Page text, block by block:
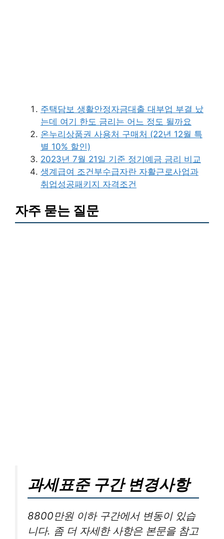
주택담보 생활안정자금대출 대부업 부결 났
는데 여기 한도 금리는 어느 정도 될까요
온누리상품권 사용처 구매처 (22년 12월 특
별 10% 할인)
2023년 7월 21일 기준 정기예금 금리 비교
생계급여 조건부수급자란 자활근로사업과
취업성공패키지 자격조건
자주 묻는 질문
과세표준 구간 변경사항
8800만원 이하 구간에서 변동이 있습
니다. 좀 더 자세한 사항은 본문을 참고